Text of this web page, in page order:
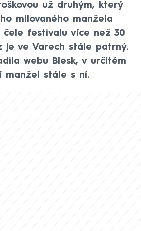
už druhým, který
milovaného manžela
čele festivalu více než 30
je ve Varech stále patrný.
webu Blesk, v určitém
manžel stále s ní.